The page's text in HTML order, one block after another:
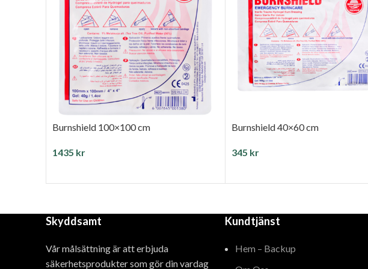
Burnshield 100×100 cm
1435 kr
Burnshield 40×60 cm
345 kr
Skyddsamt
Vår målsättning är att erbjuda
säkerhetsprodukter som gör din vardag
Kundtjänst
Hem – Backup